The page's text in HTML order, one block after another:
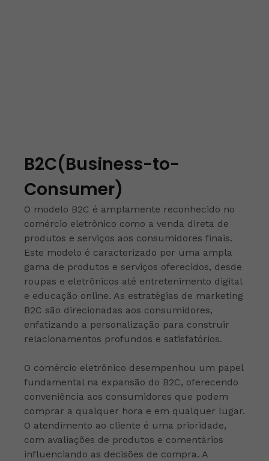
B2C(Business-to-
Consumer)
O modelo B2C é amplamente reconhecido no
comércio eletrônico como a venda direta de
produtos e serviços aos consumidores finais.
Este modelo é caracterizado por uma ampla
gama de produtos e serviços oferecidos, desde
roupas e eletrônicos até entretenimento digital
e educação online. As estratégias de marketing
B2C são direcionadas aos consumidores,
enfatizando a personalização para construir
relacionamentos profundos e satisfatórios.
O comércio eletrônico desempenhou um papel
fundamental na expansão do B2C, oferecendo
conveniência aos consumidores que podem
comprar a qualquer hora e em qualquer lugar.
O atendimento ao cliente é uma prioridade,
com avaliações de produtos e comentários
influenciando as decisões de compra. A